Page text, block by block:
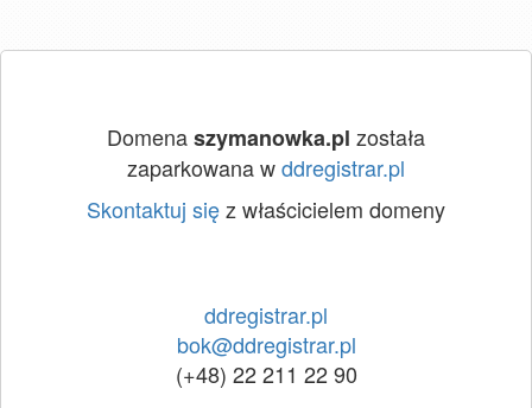
Domenaszymanowka.pl została
zaparkowana wddregistrar.pl
Skontaktuj sięz właścicielem domeny
ddregistrar.pl
bok@ddregistrar.pl
(+48) 22 211 22 90